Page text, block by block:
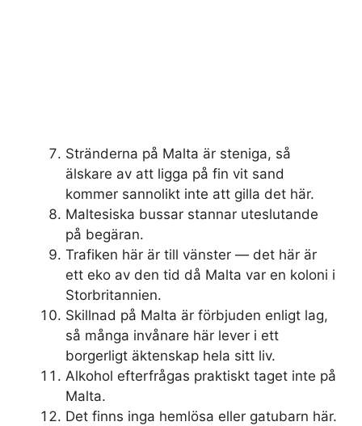
Stränderna på Malta är steniga, så
älskare av att ligga på fin vit sand
kommer sannolikt inte att gilla det här.
Maltesiska bussar stannar uteslutande
på begäran.
Trafiken här är till vänster — det här är
ett eko av den tid då Malta var en koloni i
Storbritannien.
Skillnad på Malta är förbjuden enligt lag,
så många invånare här lever i ett
borgerligt äktenskap hela sitt liv.
Alkohol efterfrågas praktiskt taget inte på
Malta.
Det finns inga hemlösa eller gatubarn här.